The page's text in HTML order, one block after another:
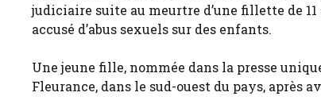
judiciaire suite au meurtre d’une fillette de
accusé d’abus sexuels sur des enfants.
Une jeune fille, nommée dans la presse
Fleurance, dans le sud-ouest du pays, après